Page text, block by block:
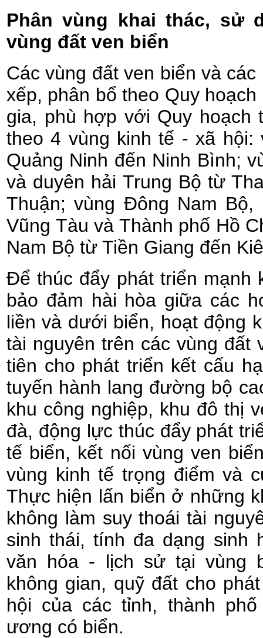
Phân vùng khai thác, sử
vùng đất ven biển
Các vùng đất ven biển và
xếp, phân bổ theo Quy
gia, phù hợp với Quy hoạch
theo 4 vùng kinh tế - xã hội:
Quảng Ninh đến Ninh Bình;
và duyên hải Trung Bộ từ
Thuận; vùng Đông Nam
Vũng Tàu và Thành phố Hồ
Nam Bộ từ Tiền Giang đến
Để thúc đẩy phát triển mạnh
bảo đảm hài hòa giữa các
liền và dưới biển, hoạt động
tài nguyên trên các vùng đất
tiên cho phát triển kết cấu
tuyến hành lang đường bộ
khu công nghiệp, khu đô thị
đà, động lực thúc đẩy phát
tế biển, kết nối vùng ven
vùng kinh tế trọng điểm và
Thực hiện lấn biển ở những
không làm suy thoái tài
sinh thái, tính đa dạng sinh
văn hóa - lịch sử tại vùng
không gian, quỹ đất cho
hội của các tỉnh, thành
ương có biển.